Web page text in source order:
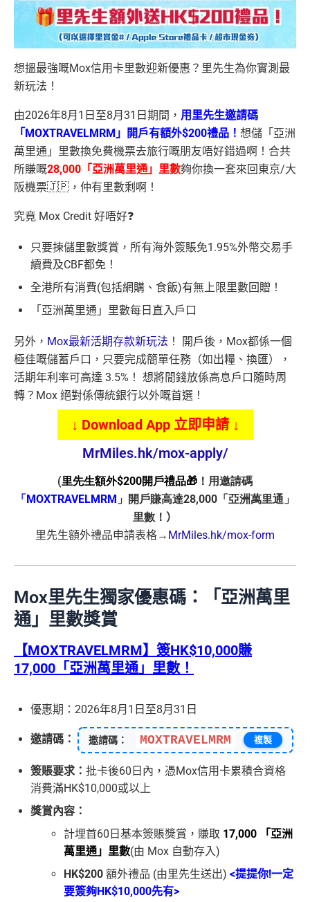
想搵最強嘅Mox信用卡里數迎新優惠？里先生為你實測最
新玩法！
由2026年8月1日至8月31日期間， 用里先生邀請碼
「MOXTRAVELMRM」開戶有額外$200禮品！ 想儲「亞洲
萬里通」里數換免費機票去旅行嘅朋友唔好錯過啊！合共
所賺嘅28,000「亞洲萬里通」里數夠你換一套來回東京/大
阪機票🇯🇵，仲有里數剩啊！
究竟 Mox Credit 好唔好❓
只要揀儲里數獎賞，所有海外簽賬免1.95%外幣交易手
續費及CBF都免！
全港所有消費(包括網購、食飯)有無上限里數回贈！
「亞洲萬里通」里數每日直入戶口
另外， Mox最新活期存款新玩法 ！
開戶後，Mox都係一個
極佳嘅儲蓄戶口，只要完成簡單任務（如出糧、換匯），
活期年利率可高達 3.5%！ 想將閒錢放係高息戶口隨時周
轉？Mox 絕對係傳統銀行以外嘅首選！
↓ Download App 立即申請 ↓
MrMiles.hk/mox-apply/
(里先生額外$200開戶禮品🎁 ！用邀請碼
「MOXTRAVELMRM 」開戶賺高達28,000「亞洲萬里通」
里數！ ）
里先生額外禮品申請表格→ MrMiles.hk/mox-form
Mox里先生獨家優惠碼 ：「亞洲萬里
通」里數獎賞
【MOXTRAVELMRM】簽HK$10,000賺
17,000「亞洲萬里通」里數！
優惠期：2026年8月1日至8月31日
邀請碼： 邀請碼： MOXTRAVELMRM 複製
簽賬要求： 批卡後60日內，憑Mox信用卡累積合資格
消費滿HK$10,000或以上
獎賞內容：
計埋首60日基本簽賬獎賞，賺取 17,000 「亞洲
萬里通」里數(由 Mox 自動存入)
HK$200 額外禮品 (由里先生送出) <提提你!一定
要簽夠HK$10,000先有>